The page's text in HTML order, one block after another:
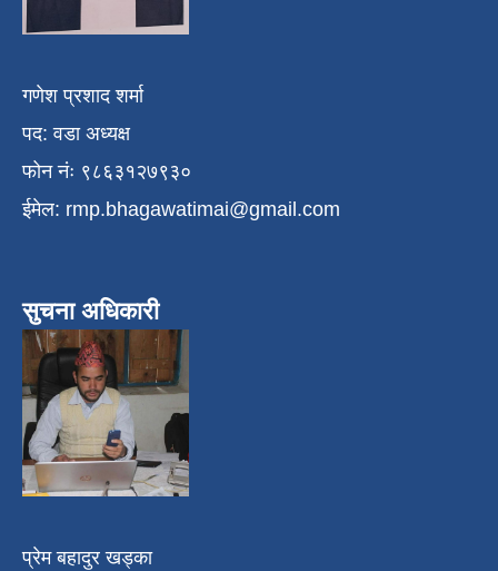
गणेश प्रशाद शर्मा
पद: वडा अध्यक्ष
फोन नंः ९८६३१२७९३०
ईमेल: rmp.bhagawatimai@gmail.com
सुचना अधिकारी
प्रेम बहादुर खड्का